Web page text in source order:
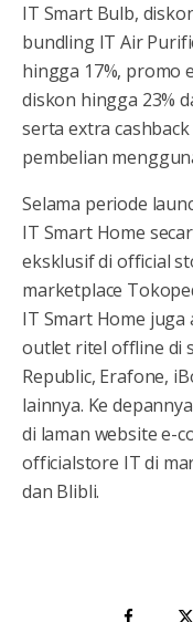
IT Smart Bulb,
bundling IT Air
hingga 17%, promo
diskon hingga 23%
serta extra
pembelian
Selama periode
IT Smart Home
eksklusif di official
marketplace
IT Smart Home juga
outlet ritel offline di
Republic, Erafone,
lainnya. Ke
di laman website e-
officialstore IT di
dan Blibli.